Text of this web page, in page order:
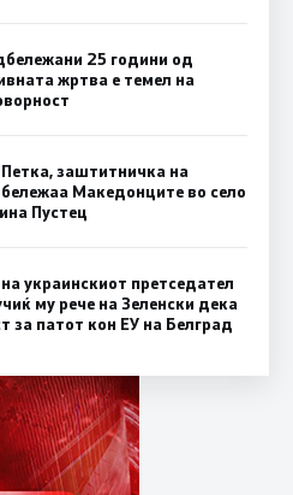
25 години од
жртва е темел на
заштитничка на
Македонците во село
Пустец
украинскиот претседател
му рече на Зеленски дека
за патот кон ЕУ на Белград